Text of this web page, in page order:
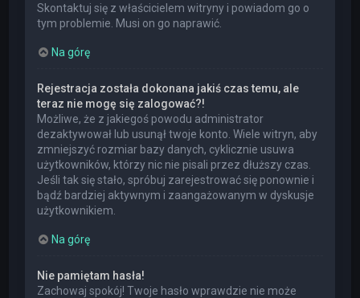
Skontaktuj się z właścicielem witryny i powiadom go o
tym problemie. Musi on go naprawić.
Na górę
Rejestracja została dokonana jakiś czas temu, ale
teraz nie mogę się zalogować?!
Możliwe, że z jakiegoś powodu administrator
dezaktywował lub usunął twoje konto. Wiele witryn, aby
zmniejszyć rozmiar bazy danych, cyklicznie usuwa
użytkowników, którzy nic nie pisali przez dłuższy czas.
Jeśli tak się stało, spróbuj zarejestrować się ponownie i
bądź bardziej aktywnym i zaangażowanym w dyskusje
użytkownikiem.
Na górę
Nie pamiętam hasła!
Zachowaj spokój! Twoje hasło wprawdzie nie może